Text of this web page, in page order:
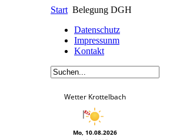
Start Belegung DGH
Datenschutz
Impressunm
Kontakt
Wetter Krottelbach
Mo, 10.08.2026